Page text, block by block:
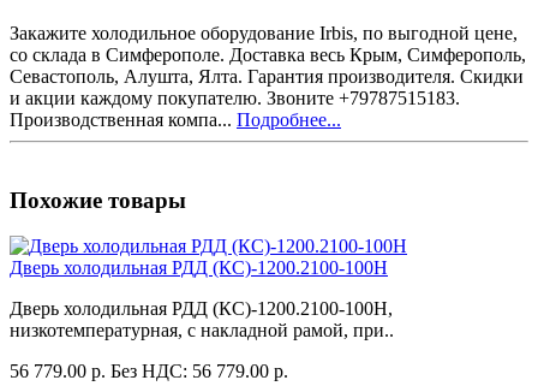
Закажите холодильное оборудование Irbis, по выгодной цене,
со склада в Симферополе. Доставка весь Крым, Симферополь,
Севастополь, Алушта, Ялта. Гарантия производителя. Скидки
и акции каждому покупателю. Звоните +79787515183.
Производственная компа... Подробнее...
Похожие товары
Дверь холодильная РДД (КС)-1200.2100-100Н
Дверь холодильная РДД (КС)-1200.2100-100Н,
низкотемпературная, с накладной рамой, при..
56 779.00 р. Без НДС: 56 779.00 р.